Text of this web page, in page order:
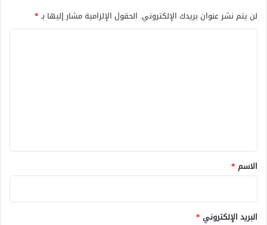
لن يتم نشر عنوان بريدك الإلكتروني. الحقول الإلزامية مشار إليها بـ*
*
الاسم *
البريد الإلكتروني *